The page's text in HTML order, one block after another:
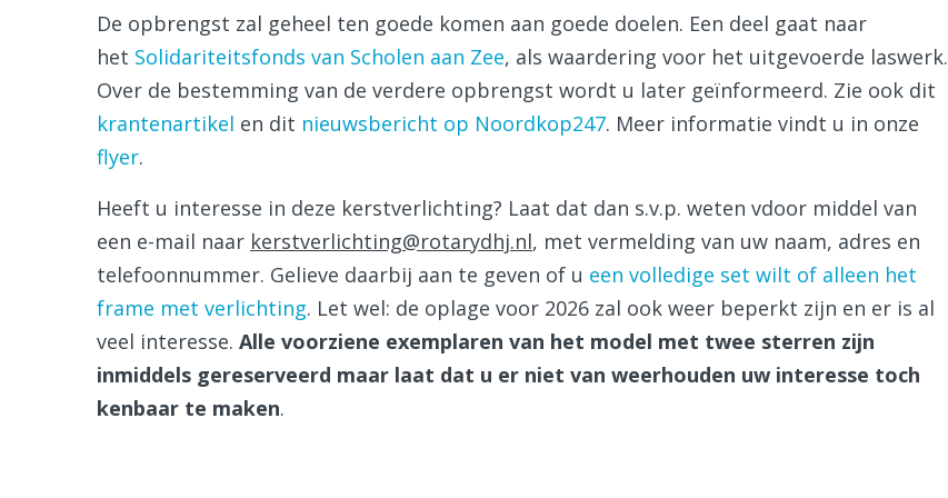
De opbrengst zal geheel ten goede komen aan goede doelen. Een deel gaat naar
het Solidariteitsfonds van Scholen aan Zee, als waardering voor het uitgevoerde laswerk.
Over de bestemming van de verdere opbrengst wordt u later geïnformeerd. Zie ook dit
krantenartikel en dit nieuwsbericht op Noordkop247. Meer informatie vindt u in onze
flyer.
Heeft u interesse in deze kerstverlichting? Laat dat dan s.v.p. weten vdoor middel van
een e-mail naar kerstverlichting@rotarydhj.nl, met vermelding van uw naam, adres en
telefoonnummer. Gelieve daarbij aan te geven of u een volledige set wilt of alleen het
frame met verlichting. Let wel: de oplage voor 2026 zal ook weer beperkt zijn en er is al
veel interesse. Alle voorziene exemplaren van het model met twee sterren zijn
inmiddels gereserveerd maar laat dat u er niet van weerhouden uw interesse toch
kenbaar te maken.